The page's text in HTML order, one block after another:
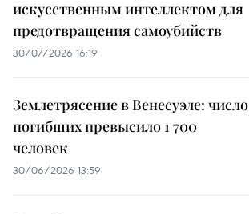
искусственным интеллектом для
предотвращения самоубийств
30/07/2026 16:19
Землетрясение в Венесуэле: число
погибших превысило 1 700
человек
30/06/2026 13:59